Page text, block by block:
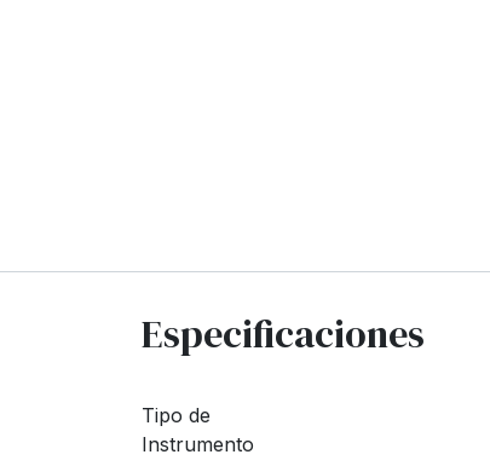
Especificaciones
Tipo de
Instrumento